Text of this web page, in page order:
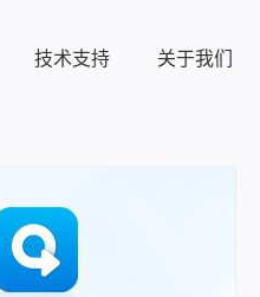
技术支持 关于我们